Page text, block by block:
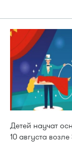
Детей научат
10 августа